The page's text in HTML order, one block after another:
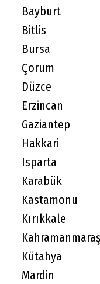
Bayburt
Bitlis
Bursa
Çorum
Düzce
Erzincan
Gaziantep
Hakkari
Isparta
Karabük
Kastamonu
Kırıkkale
Kütahya
Mardin